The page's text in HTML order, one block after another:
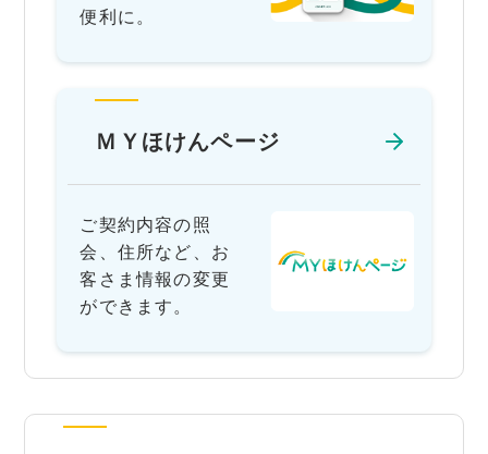
便利に。
ＭＹほけんページ
ご契約内容の照
会、住所など、お
客さま情報の変更
ができます。